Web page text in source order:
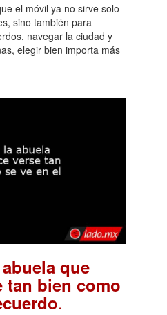
el móvil ya no sirve solo
sino también para
navegar la ciudad y
elegir bien importa más
que
tan bien como
.